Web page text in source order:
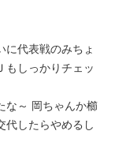
に代表戦のみちょ
もしっかりチェッ
な～ 岡ちゃんか櫛
代したらやめるし